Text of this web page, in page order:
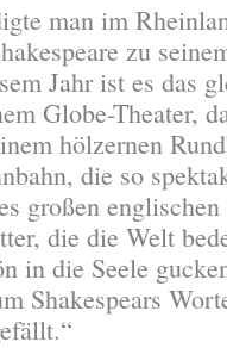
man im
zu
Jahr ist es das
Globe-Theater,
hölzernen
die so
großen englischen
die die Welt
in die Seele
Shakespears